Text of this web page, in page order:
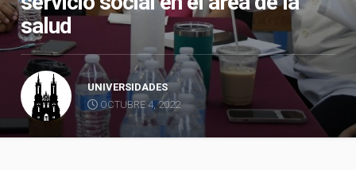
salud
UNIVERSIDADES
OCTUBRE 4, 2022